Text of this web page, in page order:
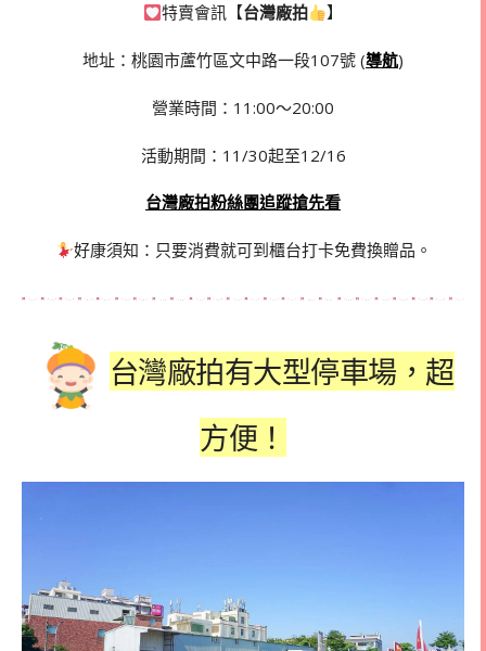
特賣會訊【台灣廠拍 】
地址：桃園市蘆竹區文中路一段107號 (導航)
營業時間：11:00～20:00
活動期間：11/30起至12/16
台灣廠拍粉絲團追蹤搶先看
好康須知：只要消費就可到櫃台打卡免費換贈品。
台灣廠拍有大型停車場，超
方便！